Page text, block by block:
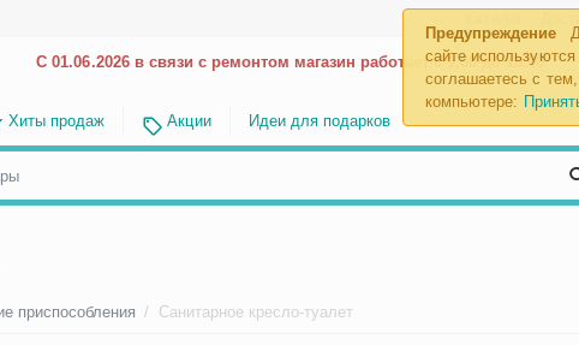
Предупреждение
сайте
соглашаетесь с
компьютере:
С 01.06.2026 в связи с ремонтом магазин работает с 9.00 до 18.00
Хиты продаж Акции Идеи для подарков
приспособления / Санитарное кресло-туалет